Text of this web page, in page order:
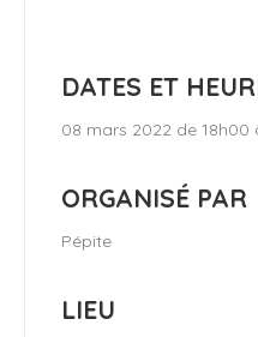
DATES ET
08 mars 2022 de 18h00
ORGANISÉ PAR
Pépite
LIEU